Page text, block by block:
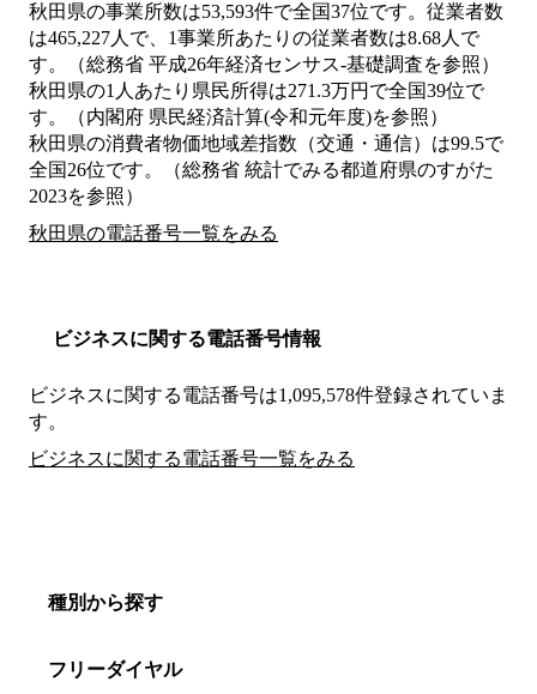
秋田県の事業所数は53,593件で全国37位です。従業者数
は465,227人で、1事業所あたりの従業者数は8.68人で
す。（総務省 平成26年経済センサス‐基礎調査を参照）
秋田県の1人あたり県民所得は271.3万円で全国39位で
す。（内閣府 県民経済計算(令和元年度)を参照）
秋田県の消費者物価地域差指数（交通・通信）は99.5で
全国26位です。（総務省 統計でみる都道府県のすがた
2023を参照）
秋田県の電話番号一覧をみる
ビジネスに関する電話番号情報
ビジネスに関する電話番号は1,095,578件登録されていま
す。
ビジネスに関する電話番号一覧をみる
種別から探す
フリーダイヤル